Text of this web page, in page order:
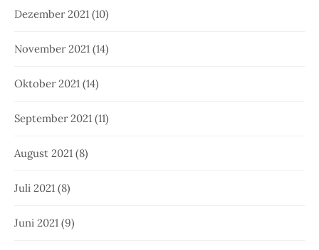
Dezember 2021 (10)
November 2021 (14)
Oktober 2021 (14)
September 2021 (11)
August 2021 (8)
Juli 2021 (8)
Juni 2021 (9)